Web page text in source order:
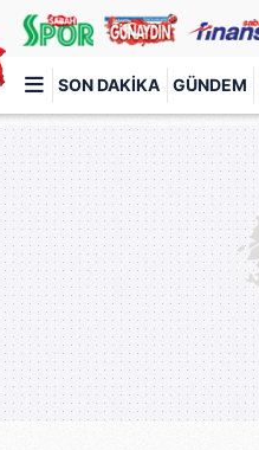
SON DAKIKA GÜNDEM